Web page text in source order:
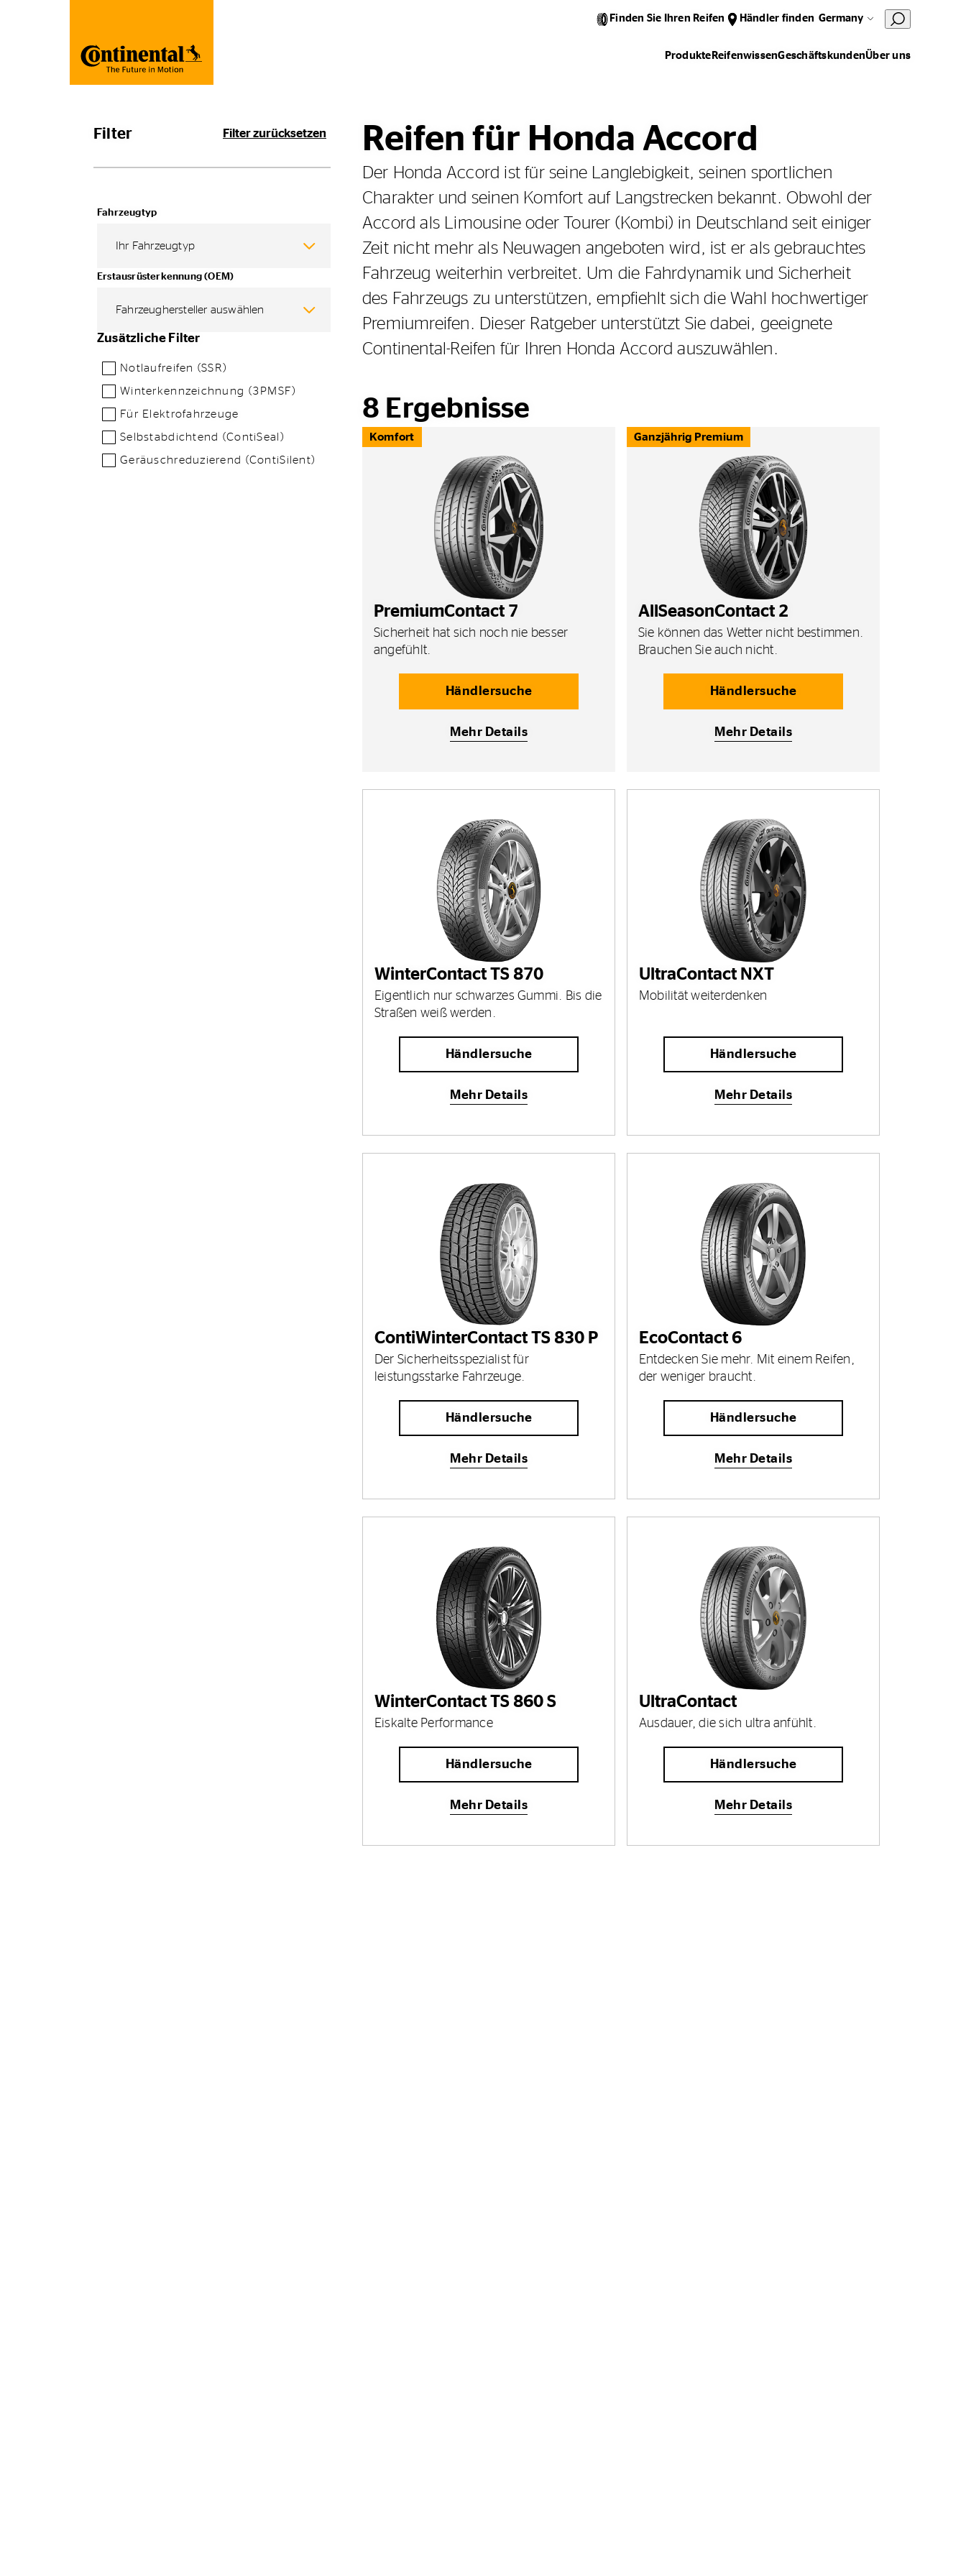
Finden Sie Ihren Reifen Händler finden Germany
Produkte ReifenwissenGeschäftskundenÜber uns
Filter Filter zurücksetzen
Fahrzeugtyp
Ihr Fahrzeugtyp
Erstausrüsterkennung (OEM)
Fahrzeughersteller auswählen
Zusätzliche Filter
Notlaufreifen (SSR)
Winterkennzeichnung (3PMSF)
Für Elektrofahrzeuge
Selbstabdichtend (ContiSeal)
Geräuschreduzierend (ContiSilent)
Reifen für Honda Accord
Der Honda Accord ist für seine Langlebigkeit, seinen sportlichen
Charakter und seinen Komfort auf Langstrecken bekannt. Obwohl der
Accord als Limousine oder Tourer (Kombi) in Deutschland seit einiger
Zeit nicht mehr als Neuwagen angeboten wird, ist er als gebrauchtes
Fahrzeug weiterhin verbreitet. Um die Fahrdynamik und Sicherheit
des Fahrzeugs zu unterstützen, empfiehlt sich die Wahl hochwertiger
Premiumreifen. Dieser Ratgeber unterstützt Sie dabei, geeignete
Continental-Reifen für Ihren Honda Accord auszuwählen.
8 Ergebnisse
Komfort
PremiumContact 7
Sicherheit hat sich noch nie besser
angefühlt.
Händlersuche
Mehr Details
Ganzjährig Premium
AllSeasonContact 2
Sie können das Wetter nicht bestimmen.
Brauchen Sie auch nicht.
Händlersuche
Mehr Details
WinterContact TS 870
Eigentlich nur schwarzes Gummi. Bis die
Straßen weiß werden.
Händlersuche
Mehr Details
UltraContact NXT
Mobilität weiterdenken
Händlersuche
Mehr Details
ContiWinterContact TS 830 P
Der Sicherheitsspezialist für
leistungsstarke Fahrzeuge.
Händlersuche
Mehr Details
EcoContact 6
Entdecken Sie mehr. Mit einem Reifen,
der weniger braucht.
Händlersuche
Mehr Details
WinterContact TS 860 S
Eiskalte Performance
Händlersuche
Mehr Details
UltraContact
Ausdauer, die sich ultra anfühlt.
Händlersuche
Mehr Details